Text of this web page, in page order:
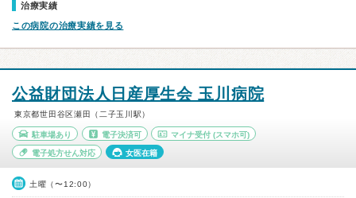
治療実績
この病院の治療実績を見る
公益財団法人日産厚生会 玉川病院
東京都世田谷区瀬田（二子玉川駅）
駐車場あり 電子決済可 マイナ受付 (スマホ可)
電子処方せん対応 女医在籍
土曜（〜12:00）